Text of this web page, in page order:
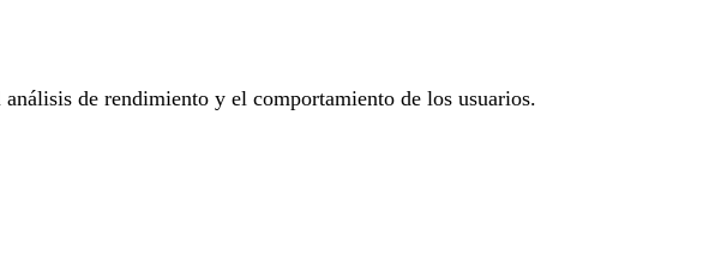
de rendimiento y el comportamiento de los usuarios.